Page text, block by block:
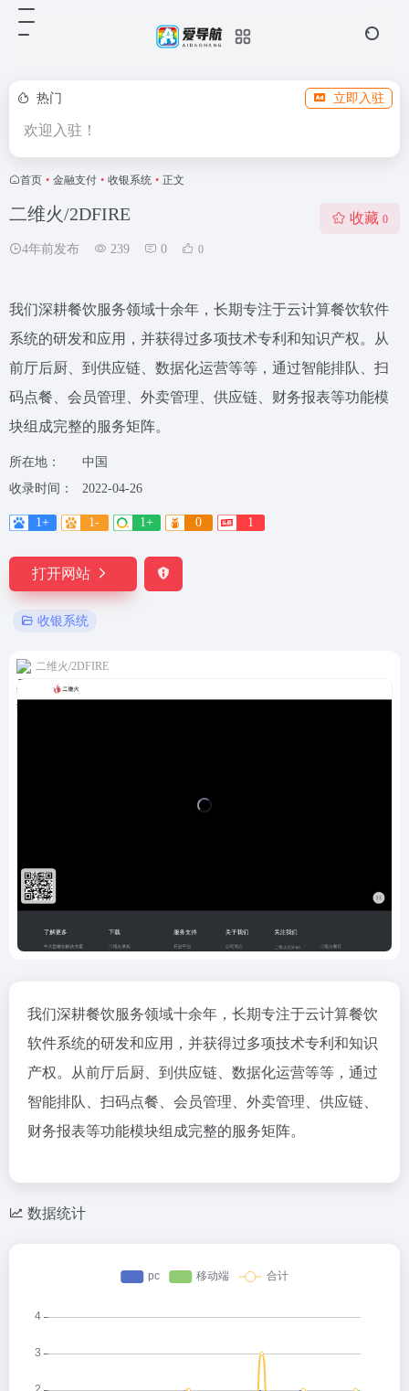
热门 立即入驻
欢迎入驻！
首页 • 金融支付 • 收银系统 • 正文
二维火/2DFIRE
4年前发布 239 0 0
收藏 0
我们深耕餐饮服务领域十余年，长期专注于云计算餐饮软件
系统的研发和应用，并获得过多项技术专利和知识产权。从
前厅后厨、到供应链、数据化运营等等，通过智能排队、扫
码点餐、会员管理、外卖管理、供应链、财务报表等功能模
块组成完整的服务矩阵。
所在地：
中国
收录时间：
2022-04-26
1+ 1- 1+ 0 1
打开网站
收银系统
二维火/2DFIRE
我们深耕餐饮服务领域十余年，长期专注于云计算餐饮
软件系统的研发和应用，并获得过多项技术专利和知识
产权。从前厅后厨、到供应链、数据化运营等等，通过
智能排队、扫码点餐、会员管理、外卖管理、供应链、
财务报表等功能模块组成完整的服务矩阵。
数据统计